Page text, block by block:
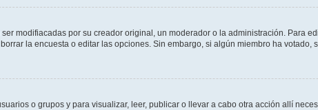
modifiacadas por su creador original, un moderador o la administración. Para
la encuesta o editar las opciones. Sin embargo, si algún miembro ha
o grupos y para visualizar, leer, publicar o llevar a cabo otra acción allí